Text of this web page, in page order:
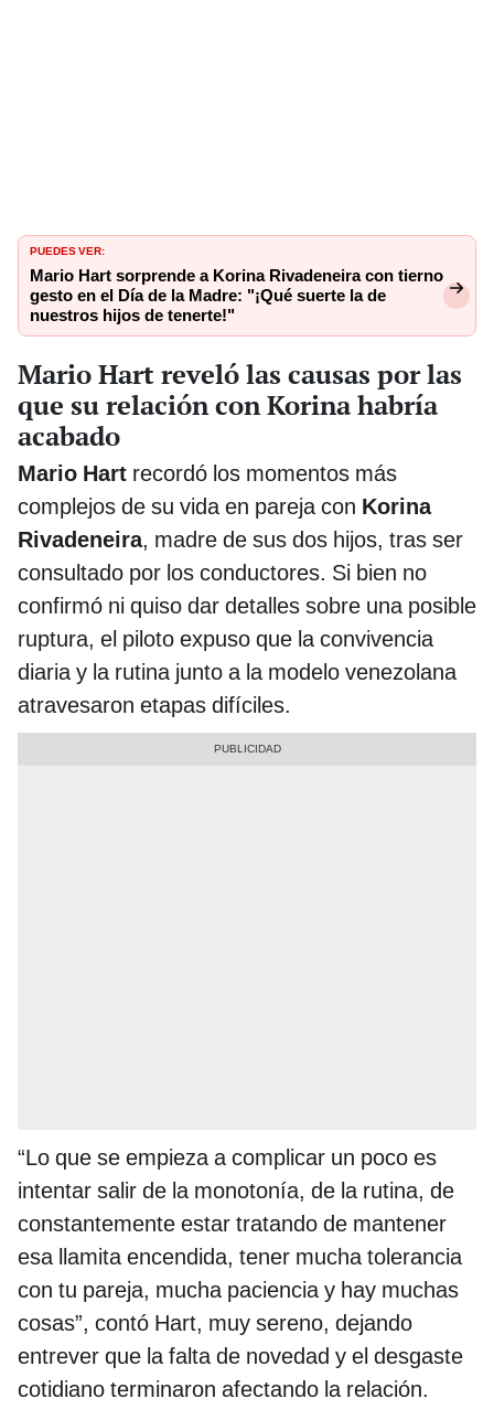
PUEDES VER:
Mario Hart sorprende a Korina Rivadeneira con tierno
gesto en el Día de la Madre: "¡Qué suerte la de
nuestros hijos de tenerte!"
Mario Hart reveló las causas por las
que su relación con Korina habría
acabado
Mario Hart recordó los momentos más
complejos de su vida en pareja con Korina
Rivadeneira, madre de sus dos hijos, tras ser
consultado por los conductores. Si bien no
confirmó ni quiso dar detalles sobre una posible
ruptura, el piloto expuso que la convivencia
diaria y la rutina junto a la modelo venezolana
atravesaron etapas difíciles.
“Lo que se empieza a complicar un poco es
intentar salir de la monotonía, de la rutina, de
constantemente estar tratando de mantener
esa llamita encendida, tener mucha tolerancia
con tu pareja, mucha paciencia y hay muchas
cosas”, contó Hart, muy sereno, dejando
entrever que la falta de novedad y el desgaste
cotidiano terminaron afectando la relación.